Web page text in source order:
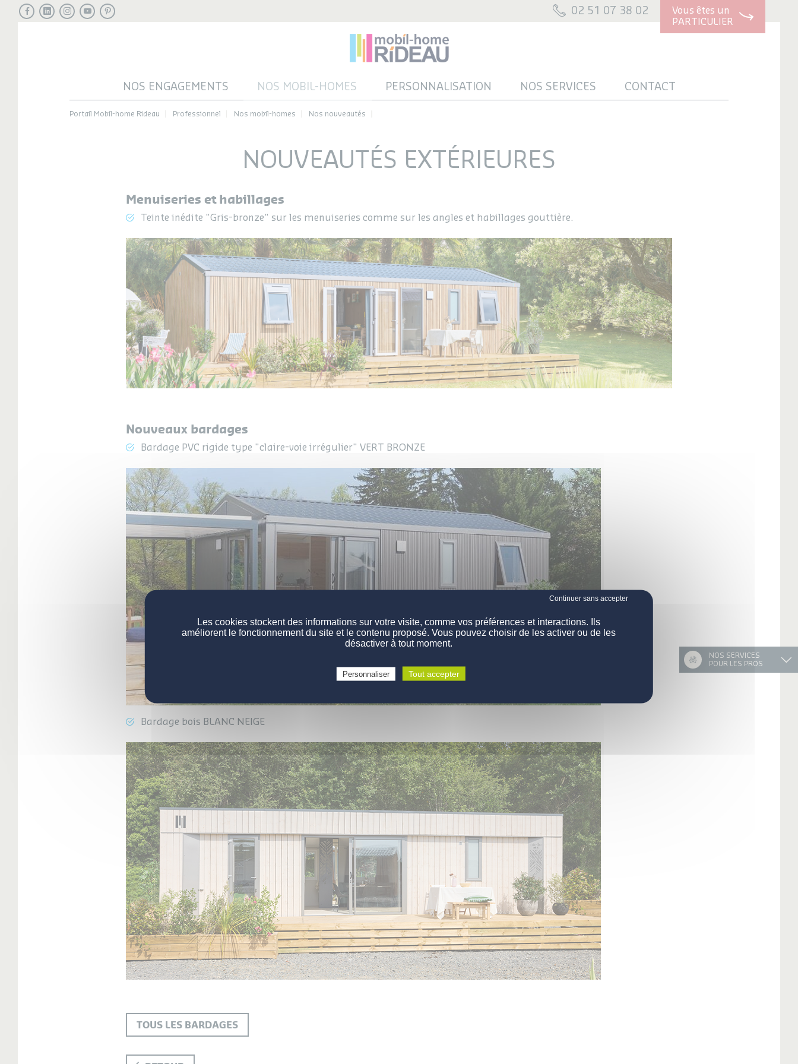
Facebook
LinkedInInstagram
YoutubePinterest
02 51 07 38 02
Vous êtes un
PARTICULIER
NOS ENGAGEMENTS NOS MOBIL-HOMES PERSONNALISATION NOS SERVICES CONTACT
NOS SERVICES
POUR LES PROS
Portail Mobil-home Rideau Professionnel Nos mobil-homes Nos nouveautés
NOUVEAUTÉS EXTÉRIEURES
Menuiseries et habillages
Teinte inédite "Gris-bronze" sur les menuiseries comme sur les angles et habillages gouttière.
Nouveaux bardages
Bardage PVC rigide type "claire-voie irrégulier" VERT BRONZE
Bardage bois BLANC NEIGE
TOUS LES BARDAGES
Les cookies stockent des informations sur votre visite, comme vos préférences et interactions. Ils
améliorent le fonctionnement du site et le contenu proposé. Vous pouvez choisir de les activer ou de les
désactiver à tout moment.
Tout accepter
Personnaliser